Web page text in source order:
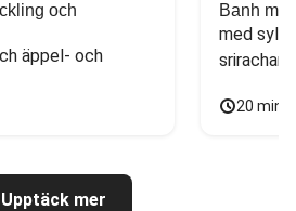
och
äppel- och
Banh mi-
med
20
Upptäck mer